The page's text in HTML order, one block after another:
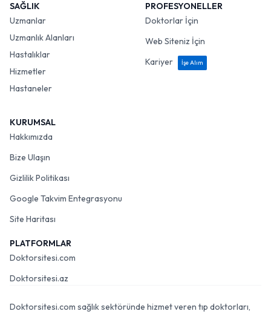
SAĞLIK
Uzmanlar
Uzmanlık Alanları
Hastalıklar
Hizmetler
Hastaneler
PROFESYONELLER
Doktorlar İçin
Web Siteniz İçin
Kariyer
İşe Alım
KURUMSAL
Hakkımızda
Bize Ulaşın
Gizlilik Politikası
Google Takvim Entegrasyonu
Site Haritası
PLATFORMLAR
Doktorsitesi.com
Doktorsitesi.az
Doktorsitesi.com sağlık sektöründe hizmet veren tıp doktorları,